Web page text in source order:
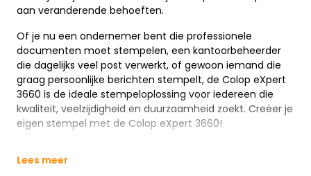
aan veranderende behoeften.
Of je nu een ondernemer bent die professionele
documenten moet stempelen, een kantoorbeheerder
die dagelijks veel post verwerkt, of gewoon iemand die
graag persoonlijke berichten stempelt, de Colop eXpert
3660 is de ideale stempeloplossing voor iedereen die
kwaliteit, veelzijdigheid en duurzaamheid zoekt. Creëer je
eigen stempel met de Colop eXpert 3660!
Lees meer